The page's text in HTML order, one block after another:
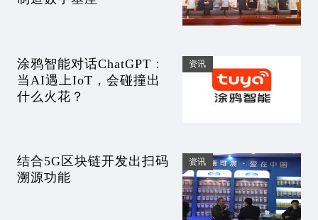
涂鸦智能对话ChatGPT：
当AI遇上IoT，会碰撞出
什么火花？
资讯
结合5G区块链开发出扫码
溯源功能
资讯